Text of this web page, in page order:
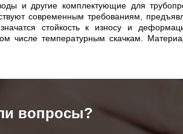
и другие комплектующие для
современным требованиям,
стойкость к износу и
числе температурным скачкам.
вопросы?